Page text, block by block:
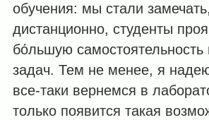
обучения: мы стали
дистанционно, студенты
бо́льшую
задач. Тем не менее, я
все-таки вернемся в
только появится такая